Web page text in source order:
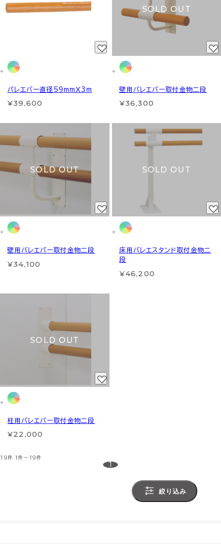
バレエバー直径59mmＸ3m
¥39,600
SOLD OUT
壁用バレエバー取付金物二段
¥36,300
SOLD OUT
壁用バレエバー取付金物二段
¥34,100
SOLD OUT
床用バレエスタンド取付金物二
段
¥46,200
SOLD OUT
柱用バレエバー取付金物二段
¥22,000
19件 1件～19件
1
絞り込み